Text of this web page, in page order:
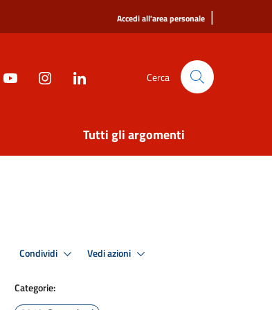
Accedi all'area personale |
Cerca
Tutti gli argomenti
Condividi Vedi azioni
Categorie: